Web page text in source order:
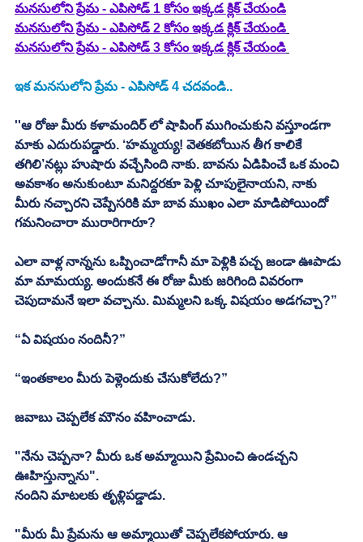
మనసులోని ప్రేమ - ఎపిసోడ్ 1 కోసం ఇక్కడ క్లిక్ చేయండి
మనసులోని ప్రేమ - ఎపిసోడ్ 2 కోసం ఇక్కడ క్లిక్ చేయండి
మనసులోని ప్రేమ - ఎపిసోడ్ 3 కోసం ఇక్కడ క్లిక్ చేయండి
ఇక మనసులోని ప్రేమ - ఎపిసోడ్ 4 చదవండి..
''ఆ రోజు మీరు కళామందిర్ లో షాపింగ్ ముగించుకుని వస్తూండగా
మాకు ఎదురుపడ్డారు. ‘హమ్మయ్య! వెతకబోయిన తీగ కాలికే
తగిలి’నట్లు హుషారు వచ్చేసింది నాకు. బావను ఏడిపించే ఒక మంచి
అవకాశం అనుకుంటూ మనిద్దరకూ పెళ్లి చూపులైనాయని, నాకు
మీరు నచ్చారని చెప్పేసరికి మా బావ ముఖం ఎలా మాడిపోయిందో
గమనించారా మురారిగారూ?
ఎలా వాళ్ల నాన్నను ఒప్పించాడోగానీ మా పెళ్లికి పచ్చ జండా ఊపాడు
మా మామయ్య. అందుకనే ఈ రోజు మీకు జరిగింది వివరంగా
చెపుదామనే ఇలా వచ్చాను. మిమ్మలని ఒక్క విషయం అడగచ్చా?”
“ఏ విషయం నందినీ?”
“ఇంతకాలం మీరు పెళ్లెందుకు చేసుకోలేదు?”
జవాబు చెప్పలేక మౌనం వహించాడు.
"నేను చెప్పనా? మీరు ఒక అమ్మాయిని ప్రేమించి ఉండచ్చని
ఊహిస్తున్నాను".
నందిని మాటలకు తృళ్లిపడ్డాడు.
"మీరు మీ ప్రేమను ఆ అమ్మాయితో చెప్పలేకపోయారు. ఆ